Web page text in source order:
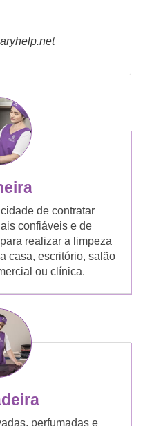
de contratar
confiáveis e de
realizar a limpeza
casa, escritório, salão
ou clínica.
perfumadas e